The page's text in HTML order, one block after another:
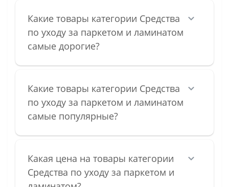
Какие товары категории Средства
по уходу за паркетом и ламинатом
самые дорогие?
Какие товары категории Средства
по уходу за паркетом и ламинатом
самые популярные?
Какая цена на товары категории
Средства по уходу за паркетом и